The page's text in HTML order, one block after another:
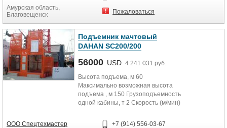
Амурская область,
Благовещенск
Пожаловаться
Подъемник мачтовый
DAHAN SC200/200
56000 USD 4 241 031 руб.
Высота подъема, м 60
Максимально возможная высота
подъема , м 150 Грузоподъемность
одной кабины, т 2 Скорость (м/мин)
ООО Спецтехмастер
+7 (914) 556-03-67